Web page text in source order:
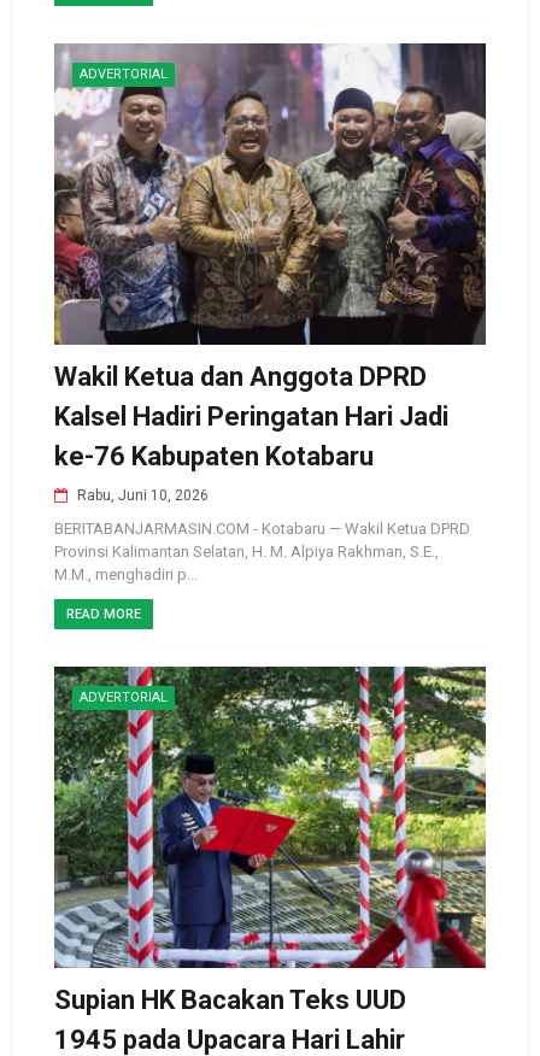
ADVERTORIAL
Wakil Ketua dan Anggota DPRD
Kalsel Hadiri Peringatan Hari Jadi
ke-76 Kabupaten Kotabaru
Rabu, Juni 10, 2026
BERITABANJARMASIN.COM - Kotabaru — Wakil Ketua DPRD
Provinsi Kalimantan Selatan, H. M. Alpiya Rakhman, S.E.,
M.M., menghadiri p...
READ MORE
ADVERTORIAL
Supian HK Bacakan Teks UUD
1945 pada Upacara Hari Lahir